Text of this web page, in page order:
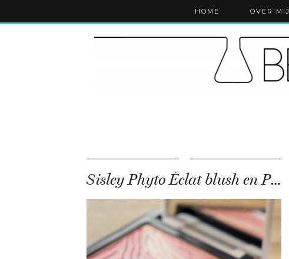
HOME OVER MIJ
Sisley Phyto Éclat blush en Phyto-lip Gloss